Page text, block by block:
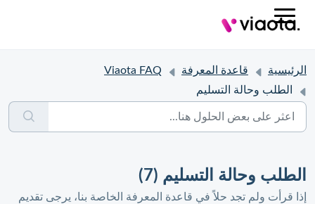
الرئيسية قاعدة المعرفة
Viaota FAQ
الطلب وحالة التسليم
الطلب وحالة التسليم (7)
إذا قرأت ولم تجد حلاً في قاعدة المعرفة الخاصة بنا، يرجى تقديم